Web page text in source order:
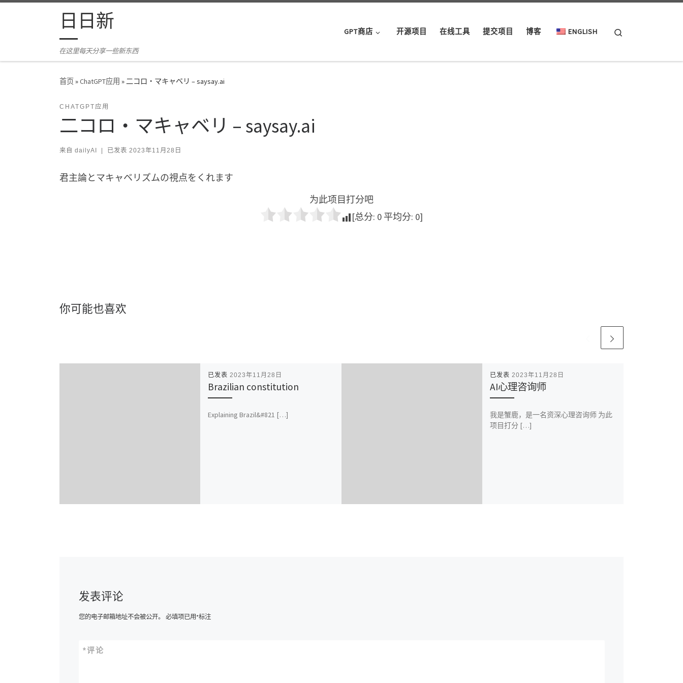
Skip to content日日新
在这里每天分享一些新东西
GPT商店 开源项目 在线工具 提交项目 博客 ENGLISH
首页»ChatGPT应用 »二コロ・マキャベリ – saysay.ai
CHATGPT应用
二コロ・マキャベリ – saysay.ai
来自 dailyAI 已发表 2023年11月28日
君主論とマキャベリズムの視点をくれます
为此项目打分吧
[总分: 0 平均分: 0]
你可能也喜欢
已发表 2023年11月28日
Brazilian constitution
Explaining Brazil&#821 […]
已发表 2023年11月28日
AI心理咨询师
我是蟹鹿，是一名资深心理咨询师 为此
项目打分 […]
发表评论
您的电子邮箱地址不会被公开。 必填项已用*标注
评论
*